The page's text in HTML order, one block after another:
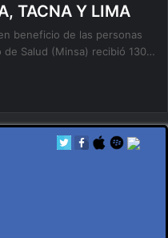
TACNA Y LIMA
beneficio de las personas
Salud (Minsa) recibió 130…